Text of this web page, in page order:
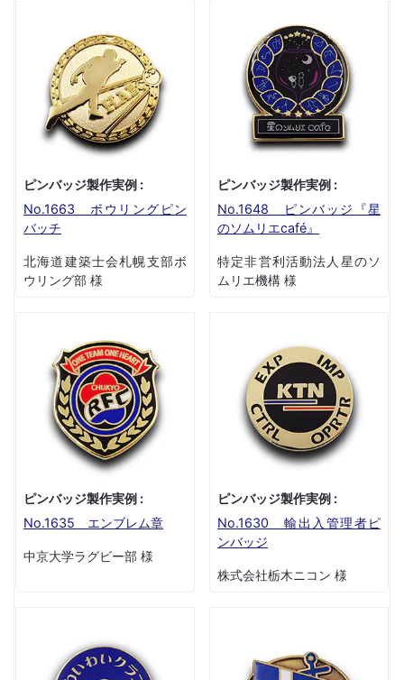
ピンバッジ製作実例 :
No.1663 ボウリングピン
バッチ
北海道建築士会札幌支部ボ
ウリング部 様
ピンバッジ製作実例 :
No.1648 ピンバッジ『星
のソムリエcafé』
特定非営利活動法人星のソ
ムリエ機構 様
ピンバッジ製作実例 :
No.1635 エンブレム章
中京大学ラグビー部 様
ピンバッジ製作実例 :
No.1630 輸出入管理者ピ
ンバッジ
株式会社栃木ニコン 様